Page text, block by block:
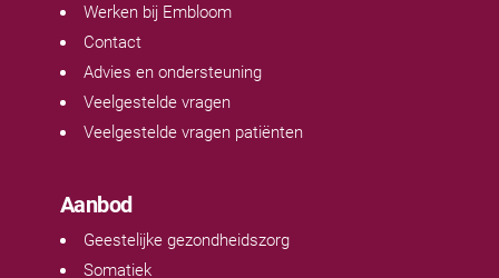
Werken bij Embloom
Contact
Advies en ondersteuning
Veelgestelde vragen
Veelgestelde vragen patiënten
Aanbod
Geestelijke gezondheidszorg
Somatiek